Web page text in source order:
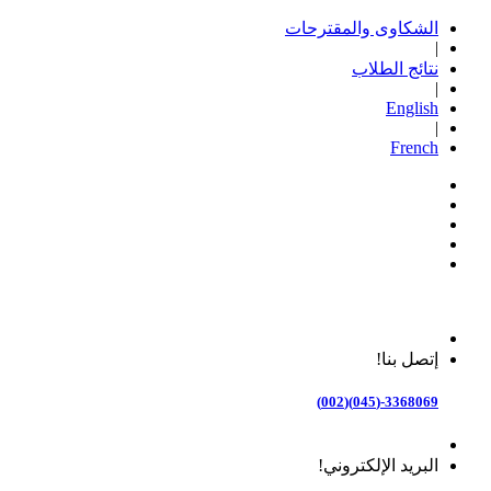
الشكاوى والمقترحات
|
نتائج الطلاب
|
English
|
French
إتصل بنا!
3368069-(045)(002)
البريد الإلكتروني!